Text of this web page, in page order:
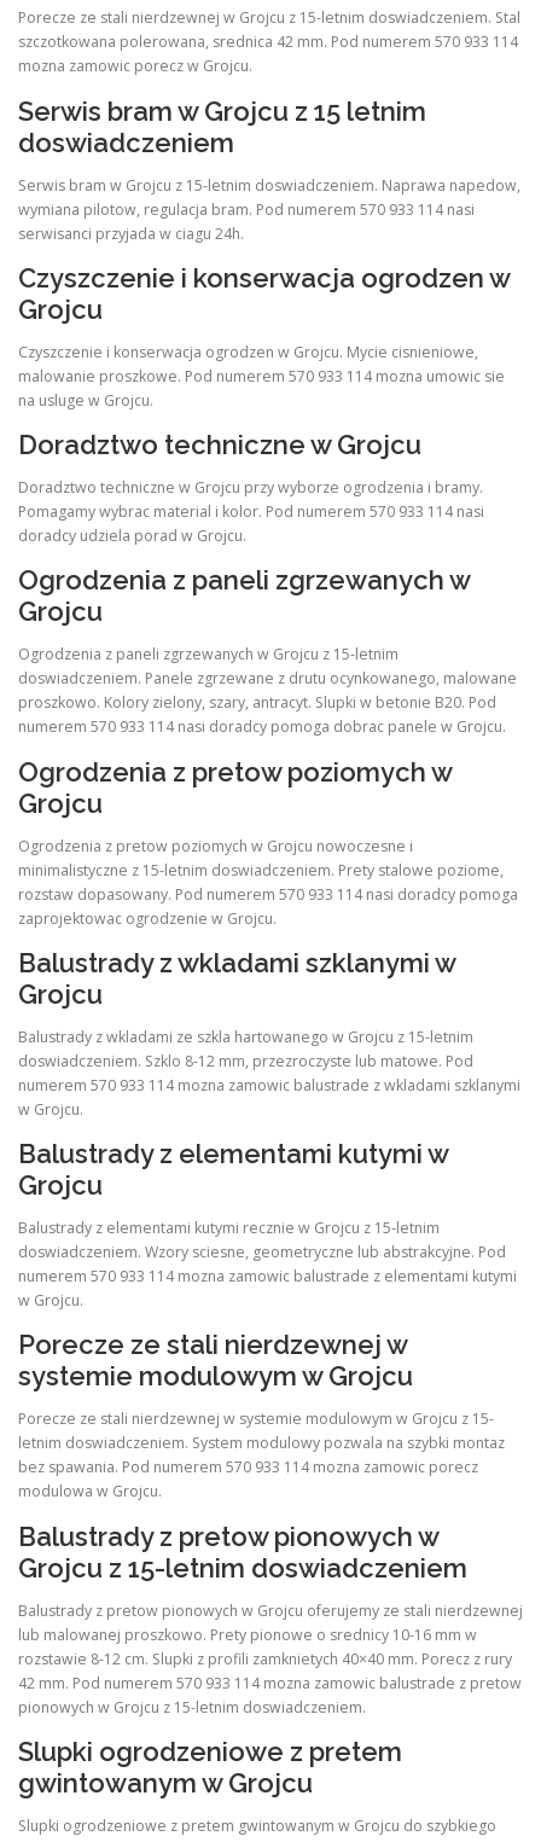
Porecze ze stali nierdzewnej w Grojcu z 15-letnim doswiadczeniem. Stal
szczotkowana polerowana, srednica 42 mm. Pod numerem 570 933 114
mozna zamowic porecz w Grojcu.
Serwis bram w Grojcu z 15 letnim
doswiadczeniem
Serwis bram w Grojcu z 15-letnim doswiadczeniem. Naprawa napedow,
wymiana pilotow, regulacja bram. Pod numerem 570 933 114 nasi
serwisanci przyjada w ciagu 24h.
Czyszczenie i konserwacja ogrodzen w
Grojcu
Czyszczenie i konserwacja ogrodzen w Grojcu. Mycie cisnieniowe,
malowanie proszkowe. Pod numerem 570 933 114 mozna umowic sie
na usluge w Grojcu.
Doradztwo techniczne w Grojcu
Doradztwo techniczne w Grojcu przy wyborze ogrodzenia i bramy.
Pomagamy wybrac material i kolor. Pod numerem 570 933 114 nasi
doradcy udziela porad w Grojcu.
Ogrodzenia z paneli zgrzewanych w
Grojcu
Ogrodzenia z paneli zgrzewanych w Grojcu z 15-letnim
doswiadczeniem. Panele zgrzewane z drutu ocynkowanego, malowane
proszkowo. Kolory zielony, szary, antracyt. Slupki w betonie B20. Pod
numerem 570 933 114 nasi doradcy pomoga dobrac panele w Grojcu.
Ogrodzenia z pretow poziomych w
Grojcu
Ogrodzenia z pretow poziomych w Grojcu nowoczesne i
minimalistyczne z 15-letnim doswiadczeniem. Prety stalowe poziome,
rozstaw dopasowany. Pod numerem 570 933 114 nasi doradcy pomoga
zaprojektowac ogrodzenie w Grojcu.
Balustrady z wkladami szklanymi w
Grojcu
Balustrady z wkladami ze szkla hartowanego w Grojcu z 15-letnim
doswiadczeniem. Szklo 8-12 mm, przezroczyste lub matowe. Pod
numerem 570 933 114 mozna zamowic balustrade z wkladami szklanymi
w Grojcu.
Balustrady z elementami kutymi w
Grojcu
Balustrady z elementami kutymi recznie w Grojcu z 15-letnim
doswiadczeniem. Wzory sciesne, geometryczne lub abstrakcyjne. Pod
numerem 570 933 114 mozna zamowic balustrade z elementami kutymi
w Grojcu.
Porecze ze stali nierdzewnej w
systemie modulowym w Grojcu
Porecze ze stali nierdzewnej w systemie modulowym w Grojcu z 15-
letnim doswiadczeniem. System modulowy pozwala na szybki montaz
bez spawania. Pod numerem 570 933 114 mozna zamowic porecz
modulowa w Grojcu.
Balustrady z pretow pionowych w
Grojcu z 15-letnim doswiadczeniem
Balustrady z pretow pionowych w Grojcu oferujemy ze stali nierdzewnej
lub malowanej proszkowo. Prety pionowe o srednicy 10-16 mm w
rozstawie 8-12 cm. Slupki z profili zamknietych 40×40 mm. Porecz z rury
42 mm. Pod numerem 570 933 114 mozna zamowic balustrade z pretow
pionowych w Grojcu z 15-letnim doswiadczeniem.
Slupki ogrodzeniowe z pretem
gwintowanym w Grojcu
Slupki ogrodzeniowe z pretem gwintowanym w Grojcu do szybkiego